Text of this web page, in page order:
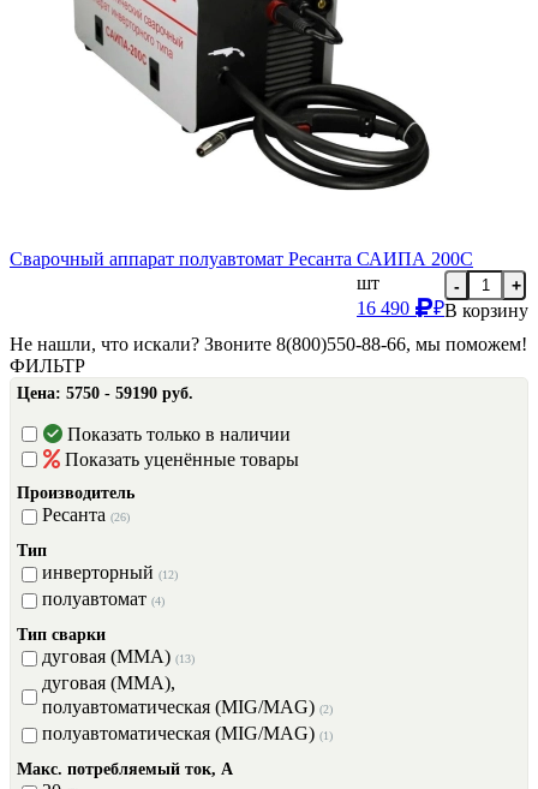
Сварочный аппарат полуавтомат Ресанта САИПА 200С
шт
16 490
₽
- +
В корзину
Не нашли, что искали? Звоните 8(800)550-88-66, мы поможем!
ФИЛЬТР
Цена: 5750 - 59190 руб.
Показать только в наличии
Показать уценённые товары
Производитель
Ресанта (26)
Тип
инверторный (12)
полуавтомат (4)
Тип сварки
дуговая (MMA) (13)
дуговая (MMA),
полуавтоматическая (МIG/МAG) (2)
полуавтоматическая (МIG/МAG) (1)
Макс. потребляемый ток, А